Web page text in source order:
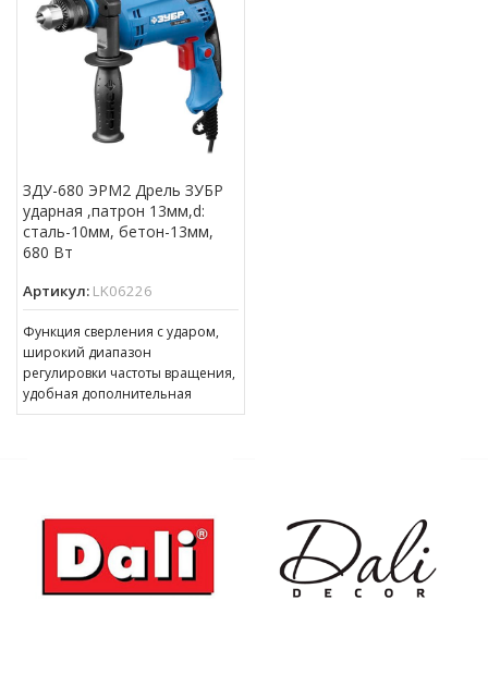
ЗДУ-680 ЭРМ2 Дрель ЗУБР
ударная ,патрон 13мм,d:
сталь-10мм, бетон-13мм,
680 Вт
Артикул: LK06226
Функция сверления с ударом,
широкий диапазон
регулировки частоты вращения,
удобная дополнительная
рукоятка – все, что нужно для